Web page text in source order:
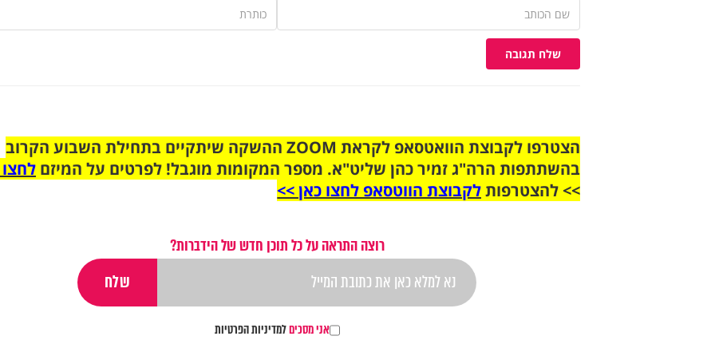
שלח תגובה
הצטרפו לקבוצת הוואטסאפ לקראת ZOOM ההשקה שיתקיים בתחילת השבוע הקרוב
בהשתתפות הרה"ג זמיר כהן שליט"א. מספר המקומות מוגבל! לפרטים על המיזם
>> להצטרפותלקבוצת הווטסאפ לחצו כאן >>
רוצה התראה על כל תוכן חדש של הידברות?
אני מסכיםלמדיניות הפרטיות